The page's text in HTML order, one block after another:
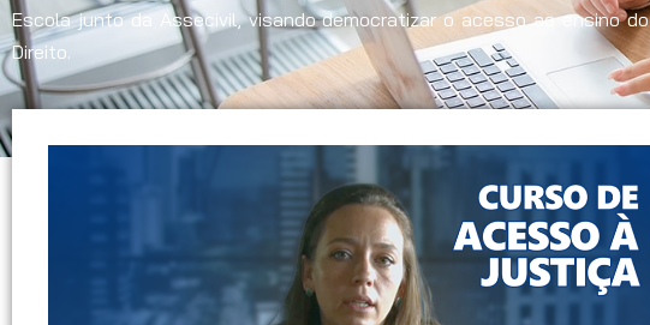
Escola junto da Assecivil, visando democratizar o acesso ao ensino do
Direito.